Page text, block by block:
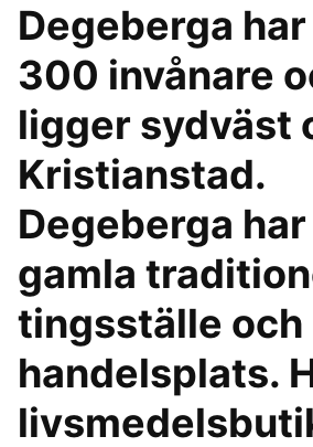
Degeberga
300 invånare
ligger sydväst
Kristianstad.
Degeberga
gamla
tingsställe och
handelsplats.